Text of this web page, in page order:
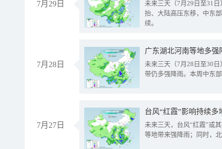
7月29日
未来三天（7月29日至31
抬、大陆高压东移，中东
续。
7月28日
广东湖北河南等地多
未来三天（7月28日至30
带仍多强降雨。本周中东
7月27日
台风“红霞”影响持续
未来三天，台风“红霞”或
等地带来强降雨；同时，